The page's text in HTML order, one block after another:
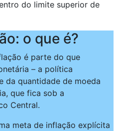
do limite superior de
o que é?
é parte do que
– a política
da quantidade de moeda
que fica sob a
Central.
meta de inflação explícita